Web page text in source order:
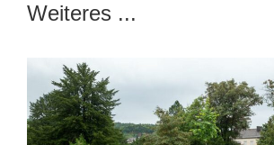
Weiteres ...